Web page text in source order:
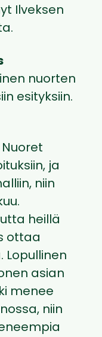
Ilveksen
nuorten
esityksiin.
ja
niin
heillä
ottaa
Lopullinen
asian
menee
niin